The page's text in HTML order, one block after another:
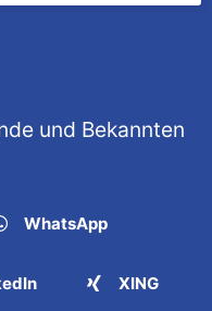
und Bekannten
WhatsApp
XING